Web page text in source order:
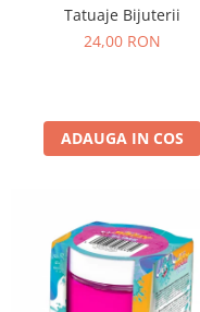
Tatuaje Bijuterii
24,00 RON
ADAUGA IN COS